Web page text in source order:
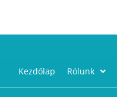
Kezdőlap Rólunk